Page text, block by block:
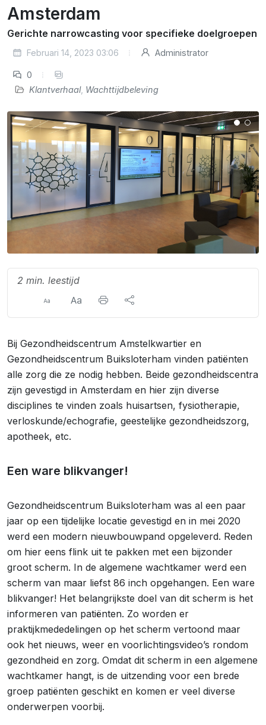
Amsterdam
Gerichte narrowcasting voor specifieke doelgroepen
Februari 14, 2023 03:06 Administrator
0
Klantverhaal, Wachttijdbeleving
2 min. leestijd
Bij Gezondheidscentrum Amstelkwartier en
Gezondheidscentrum Buiksloterham vinden patiënten
alle zorg die ze nodig hebben. Beide gezondheidscentra
zijn gevestigd in Amsterdam en hier zijn diverse
disciplines te vinden zoals huisartsen, fysiotherapie,
verloskunde/echografie, geestelijke gezondheidszorg,
apotheek, etc.
Een ware blikvanger!
Gezondheidscentrum Buiksloterham was al een paar
jaar op een tijdelijke locatie gevestigd en in mei 2020
werd een modern nieuwbouwpand opgeleverd. Reden
om hier eens flink uit te pakken met een bijzonder
groot scherm. In de algemene wachtkamer werd een
scherm van maar liefst 86 inch opgehangen. Een ware
blikvanger! Het belangrijkste doel van dit scherm is het
informeren van patiënten. Zo worden er
praktijkmededelingen op het scherm vertoond maar
ook het nieuws, weer en voorlichtingsvideo’s rondom
gezondheid en zorg. Omdat dit scherm in een algemene
wachtkamer hangt, is de uitzending voor een brede
groep patiënten geschikt en komen er veel diverse
onderwerpen voorbij.